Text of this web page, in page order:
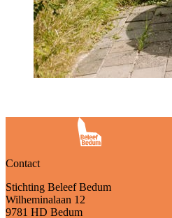
Contact
Stichting Beleef Bedum
Wilheminalaan 12
9781 HD Bedum